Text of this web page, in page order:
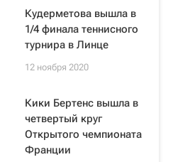
Кудерметова вышла в
1/4 финала теннисного
турнира в Линце
12 ноября 2020
Кики Бертенс вышла в
четвертый круг
Открытого чемпионата
Франции